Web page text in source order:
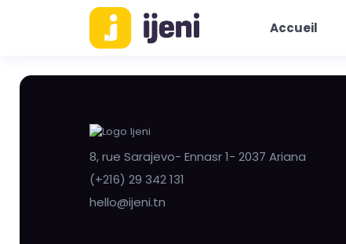
Accueil
8, rue Sarajevo- Ennasr 1- 2037 Ariana
(+216) 29 342 131
hello@ijeni.tn